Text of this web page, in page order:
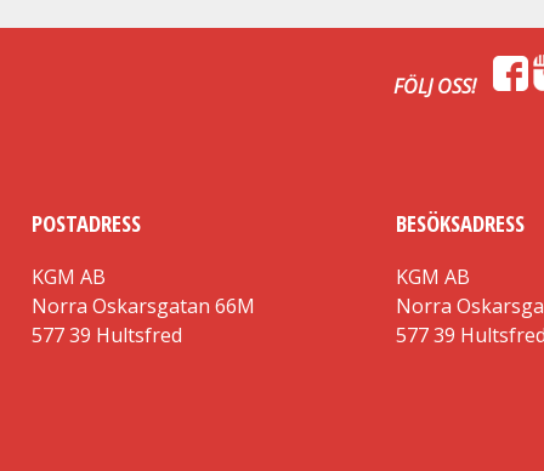
FÖLJ OSS!
POSTADRESS
KGM AB
Norra Oskarsgatan 66M
577 39 Hultsfred
BESÖKSADRESS
KGM AB
Norra
577 39